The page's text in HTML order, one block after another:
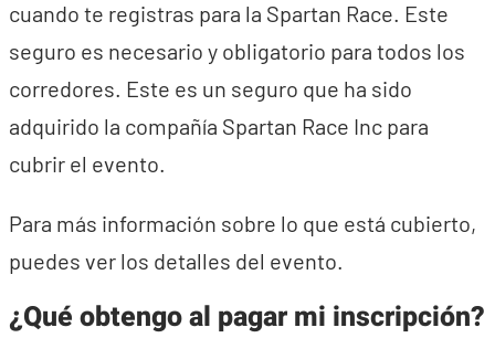
cuando te registras para la Spartan Race. Este
seguro es necesario y obligatorio para todos los
corredores. Este es un seguro que ha sido
adquirido la compañía Spartan Race Inc para
cubrir el evento.
Para más información sobre lo que está cubierto,
puedes ver los detalles del evento.
¿Qué obtengo al pagar mi inscripción?